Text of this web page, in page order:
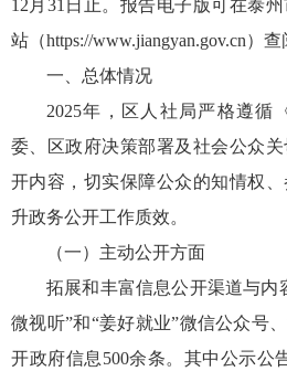
12月31日止。报告电子版可在泰
站（https://www.jiangyan.gov.cn）查
一、总体情况
2025年，区人社局严格遵循
委、区政府决策部署及社会公众
开内容，切实保障公众的知情权
升政务公开工作质效。
（一）主动公开方面
拓展和丰富信息公开渠道与内
微视听”和“姜好就业”微信公众号
开政府信息500余条。其中公示公